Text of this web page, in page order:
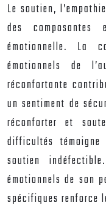
Le soutien,
des composantes
émotionnelle. La
émotionnels de
réconfortante
un sentiment de
réconforter et
difficultés témoigne
soutien
émotionnels de son
spécifiques renforce